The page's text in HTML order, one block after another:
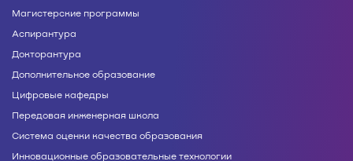
Магистерские программы
Аспирантура
Докторантура
Дополнительное образование
Цифровые кафедры
Передовая инженерная школа
Система оценки качества образования
Инновационные образовательные технологии